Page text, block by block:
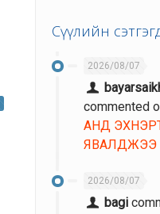
Сүүлийн
2026/08/07
commented
АНД
ЯВАЛДЖЭЭ
2026/08/07
bagi